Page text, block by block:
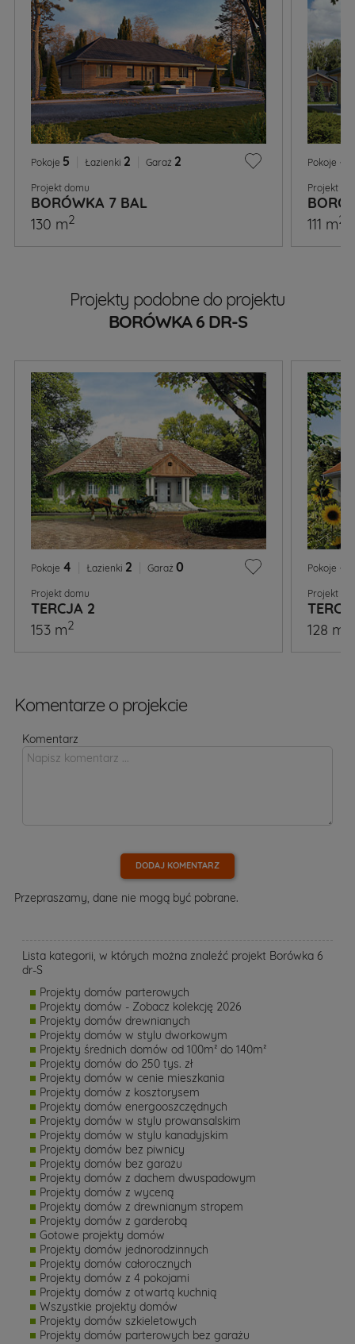
Pokoje 5 Łazienki 2 Garaż 2
Projekt domu
BORÓWKA 7 BAL
130 m2
Pokoje 4
Projekt
111 m2
Projekty podobne do projektu
BORÓWKA 6 DR-S
Pokoje 4 Łazienki 2 Garaż 0
Projekt domu
TERCJA 2
153 m2
Pokoje 4
Projekt
128 m
Komentarze o projekcie
Komentarz
DODAJ KOMENTARZ
Przepraszamy, dane nie mogą być pobrane.
Lista kategorii, w których można znaleźć projekt Borówka 6
dr-S
Projekty domów parterowych
Projekty domów - Zobacz kolekcję 2026
Projekty domów drewnianych
Projekty domów w stylu dworkowym
Projekty średnich domów od 100m² do 140m²
Projekty domów do 250 tys. zł
Projekty domów w cenie mieszkania
Projekty domów z kosztorysem
Projekty domów energooszczędnych
Projekty domów w stylu prowansalskim
Projekty domów w stylu kanadyjskim
Projekty domów bez piwnicy
Projekty domów bez garażu
Projekty domów z dachem dwuspadowym
Projekty domów z wyceną
Projekty domów z drewnianym stropem
Projekty domów z garderobą
Gotowe projekty domów
Projekty domów jednorodzinnych
Projekty domów całorocznych
Projekty domów z 4 pokojami
Projekty domów z otwartą kuchnią
Wszystkie projekty domów
Projekty domów szkieletowych
Projekty domów parterowych bez garażu